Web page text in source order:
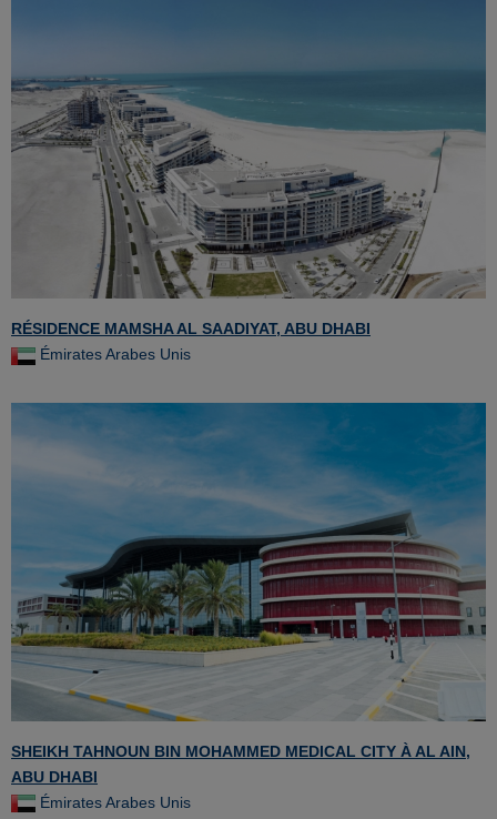
RÉSIDENCE MAMSHA AL SAADIYAT, ABU DHABI
Émirates Arabes Unis
SHEIKH TAHNOUN BIN MOHAMMED MEDICAL CITY À AL AIN,
ABU DHABI
Émirates Arabes Unis